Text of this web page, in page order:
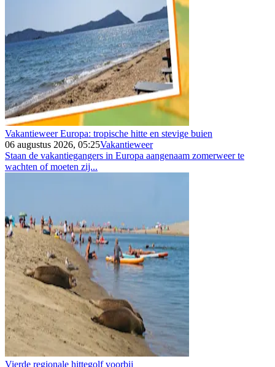
Vakantieweer Europa: tropische hitte en stevige buien
06 augustus 2026, 05:25Vakantieweer
Staan de vakantiegangers in Europa aangenaam zomerweer te
wachten of moeten zij...
Vierde regionale hittegolf voorbij